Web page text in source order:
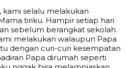
kami selalu melakukan
tiriku. Hampir setiap hari
sebelum berangkat sekolah.
melakukan walaupun Papa
dengan curi-curi kesempatan
Papa dirumah seperti